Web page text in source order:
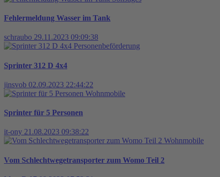
Fehlermeldung Wasser im Tank
schraubo 29.11.2023 09:09:38
Personenbeförderung
Sprinter 312 D 4x4
jinsvob 02.09.2023 22:44:22
Wohnmobile
Sprinter für 5 Personen
it-ony 21.08.2023 09:38:22
Wohnmobile
Vom Schlechtwegetransporter zum Womo Teil 2